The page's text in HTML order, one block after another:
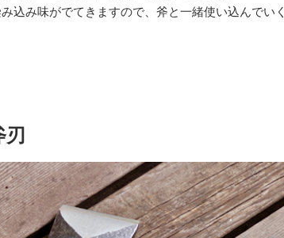
込み味がでてきますので、斧と一緒使い込んでいく